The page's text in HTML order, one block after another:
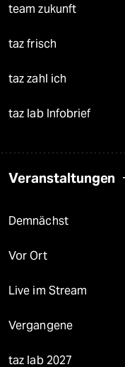
team zukunft
taz frisch
taz zahl ich
taz lab Infobrief
Veranstaltungen
Demnächst
Vor Ort
Live im Stream
Vergangene
taz lab 2027